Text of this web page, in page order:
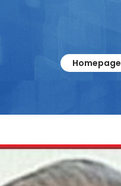
Homepage